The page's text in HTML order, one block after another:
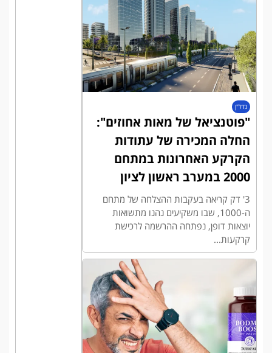
נדל"ן
"פוטנציאל של מאות אחוזים":
החלה המכירה של עתודות
הקרקע האחרונות במתחם
2000 במערב ראשון לציון
3' דק קריאה בעקבות ההצלחה של מתחם
ה-1000, שבו משקיעים נהנו מתשואות
יוצאות דופן, נפתחה ההרשמה לרכישת
קרקעות...